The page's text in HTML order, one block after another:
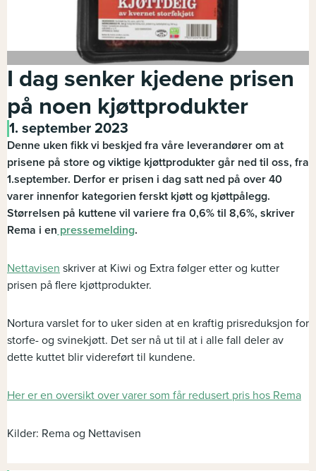
I dag senker kjedene prisen
på noen kjøttprodukter
1. september 2023
Denne uken fikk vi beskjed fra våre leverandører om at
prisene på store og viktige kjøttprodukter går ned til oss, fra
1.september. Derfor er prisen i dag satt ned på over 40
varer innenfor kategorien ferskt kjøtt og kjøttpålegg.
Størrelsen på kuttene vil variere fra 0,6% til 8,6%, skriver
Rema i en pressemelding.
Nettavisen skriver at Kiwi og Extra følger etter og kutter
prisen på flere kjøttprodukter.
Nortura varslet for to uker siden at en kraftig prisreduksjon for
storfe- og svinekjøtt. Det ser nå ut til at i alle fall deler av
dette kuttet blir videreført til kundene.
Her er en oversikt over varer som får redusert pris hos Rema
Kilder: Rema og Nettavisen